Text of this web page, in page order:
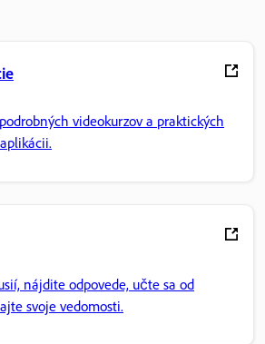
videokurzov a praktických
nájdite odpovede, učte sa od
svoje vedomosti.